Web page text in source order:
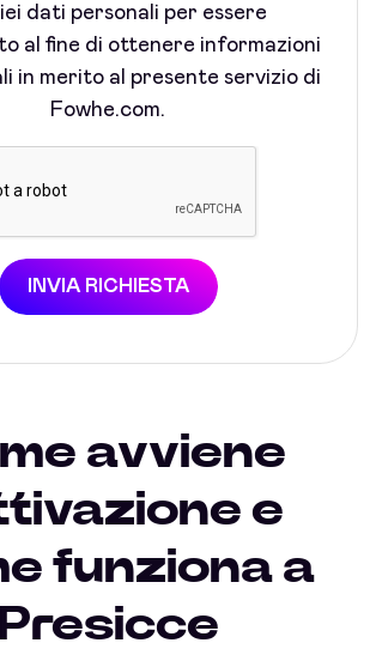
dati personali per essere
al fine di ottenere informazioni
in merito al presente servizio di
Fowhe.com.
INVIA RICHIESTA
avviene
e
funziona a
Presicce